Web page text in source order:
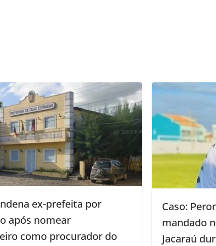
Caso: Peron Filho: Gaeco cumpre
mandado na casa do prefeito de
Jacaraú durante operação na cidade